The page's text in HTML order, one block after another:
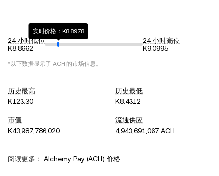
24 小时低位
K8.8662
实时价格：K8.8978
24 小时高位
K9.0995
*以下数据显示了 ACH 的市场信息。
历史最高
K123.30
历史最低
K8.4312
市值
K43,987,786,020
流通供应
4,943,691,067 ACH
阅读更多： Alchemy Pay (ACH) 价格